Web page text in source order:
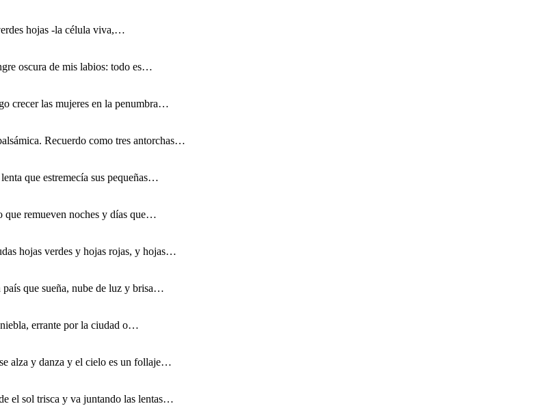
hojas -la célula viva,…
oscura de mis labios: todo es…
crecer las mujeres en la penumbra…
Recuerdo como tres antorchas…
que estremecía sus pequeñas…
que remueven noches y días que…
hojas verdes y hojas rojas, y hojas…
país que sueña, nube de luz y brisa…
niebla, errante por la ciudad o…
alza y danza y el cielo es un follaje…
el sol trisca y va juntando las lentas…